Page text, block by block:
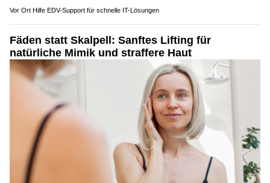
Vor Ort Hilfe EDV-Support für schnelle IT-Lösungen
Fäden statt Skalpell: Sanftes Lifting für
natürliche Mimik und straffere Haut